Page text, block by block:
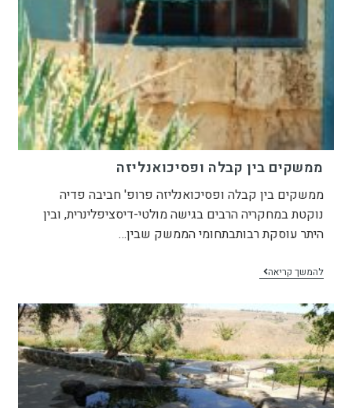
ממשקים בין קבלה ופסיכואנליזה
ממשקים בין קבלה ופסיכואנליזה פרופ' חביבה פדיה
נוקטת במחקריה הרבים בגישה מולטי-דיסציפלינרית, ובין
היתר עוסקת רבותבתחומי הממשק שבין…
להמשך קריאה